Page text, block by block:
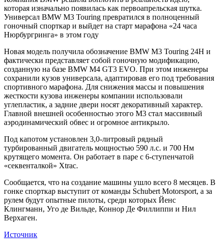
которая изначально появилась как первоапрельская шутка.
Универсал BMW M3 Touring превратился в полноценный
гоночный спорткар и выйдет на старт марафона «24 часа
Нюрбургринга» в этом году
Новая модель получила обозначение BMW M3 Touring 24H и
фактически представляет собой гоночную модификацию,
созданную на базе BMW M4 GT3 EVO. При этом инженеры
сохранили кузов универсала, адаптировав его под требования
спортивного марафона. Для снижения массы и повышения
жесткости кузова инженеры компании использовали
углепластик, а задние двери носят декоративный характер.
Главной внешней особенностью этого M3 стал массивный
аэродинамический обвес и огромное антикрыло.
Под капотом установлен 3,0-литровый рядный
турбированный двигатель мощностью 590 л.с. и 700 Нм
крутящего момента. Он работает в паре с 6-ступенчатой
«секвенталкой» Xtrac.
Сообщается, что на создание машины ушло всего 8 месяцев. В
гонке спорткар выступит от команды Schubert Motorsport, а за
рулем будут опытные пилоты, среди которых Йенс
Клингманн, Уго де Вильде, Коннор Де Филлиппи и Нил
Верхаген.
Источник